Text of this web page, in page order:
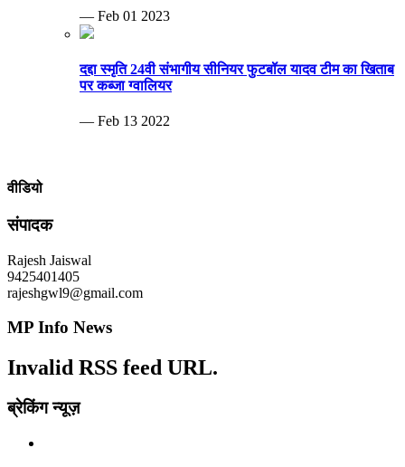
— Feb 01 2023
दद्दा स्मृति 24वी संभागीय सीनियर फुटबॉल यादव टीम का खिताब
पर कब्जा ग्वालियर
— Feb 13 2022
वीडियो
संपादक
Rajesh Jaiswal
9425401405
rajeshgwl9@gmail.com
MP Info News
Invalid RSS feed URL.
ब्रेकिंग न्यूज़